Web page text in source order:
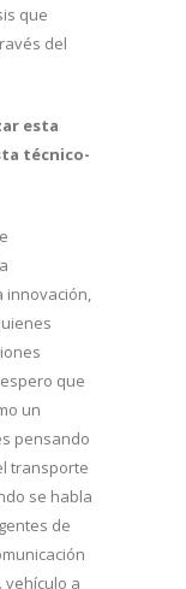
que
del
esta
técnico-
innovación,
que
un
pensando
transporte
se habla
de
vehículo a